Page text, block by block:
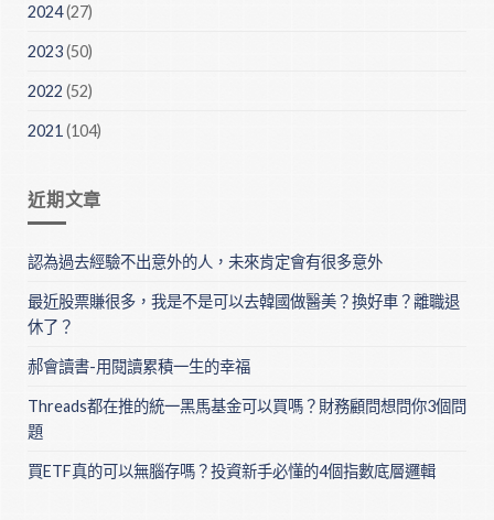
2024(27)
2023(50)
2022 (52)
2021 (104)
近期文章
認為過去經驗不出意外的人，未來肯定會有很多意外
最近股票賺很多，我是不是可以去韓國做醫美？換好車？離職退
休了？
郝會讀書-用閱讀累積一生的幸福
Threads都在推的統一黑馬基金可以買嗎？財務顧問想問你3個問
題
買ETF真的可以無腦存嗎？投資新手必懂的4個指數底層邏輯